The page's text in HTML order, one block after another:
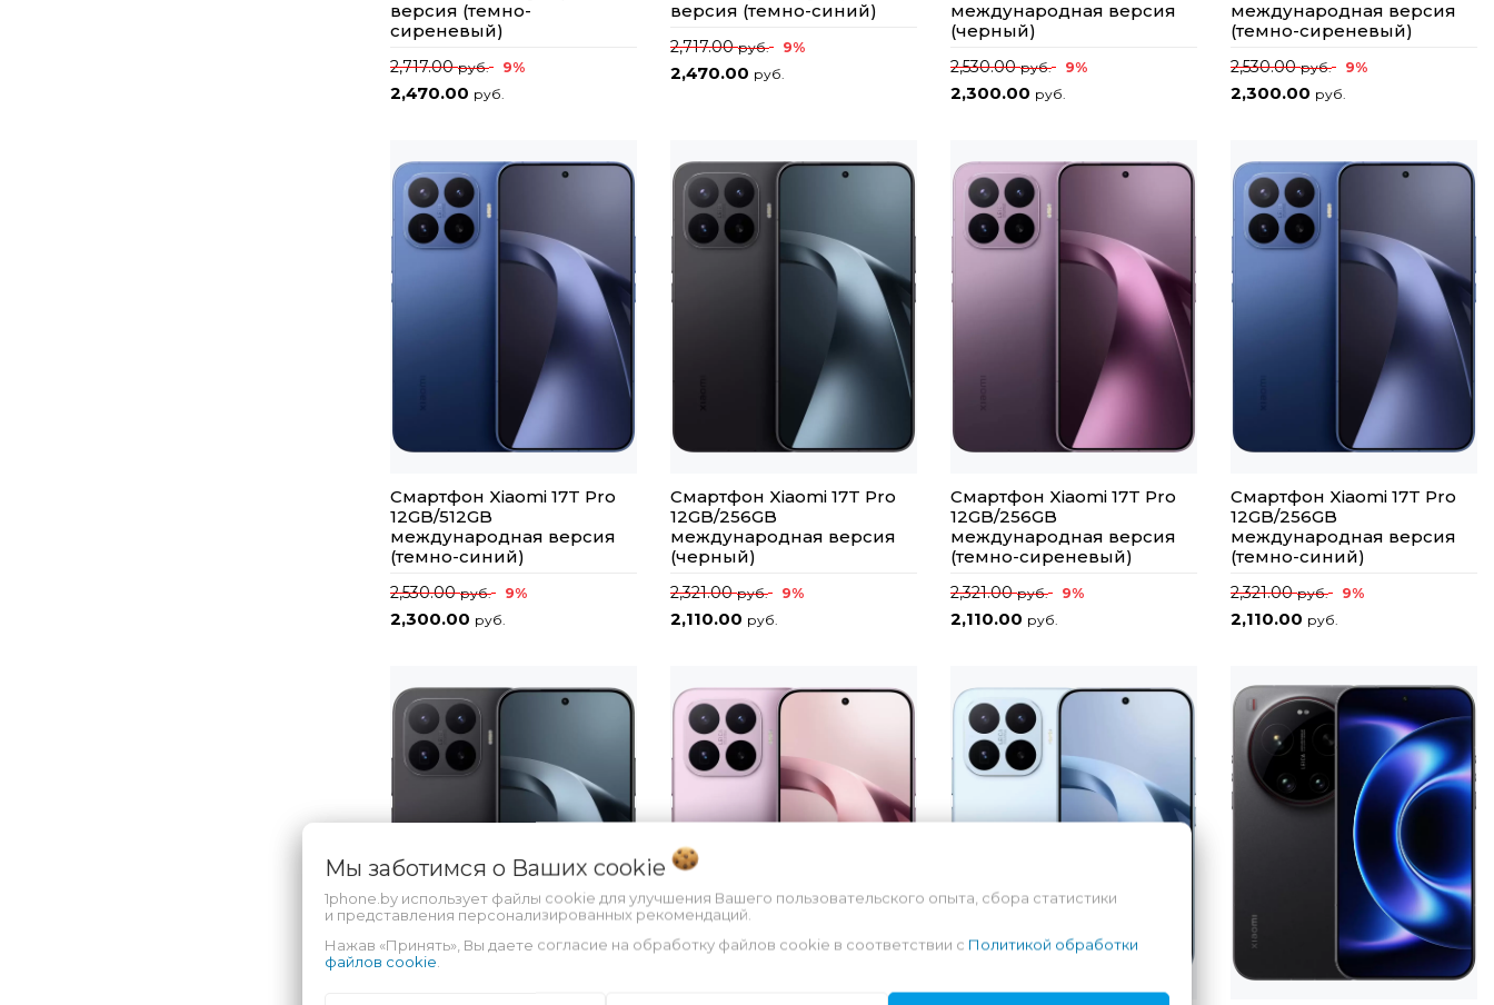
версия (темно-
сиреневый)
2,717.00руб. 9%
2,470.00 руб.
версия (темно-синий)
2,717.00руб. 9%
2,470.00 руб.
международная версия
(черный)
2,530.00руб. 9%
2,300.00 руб.
международная версия
(темно-сиреневый)
2,530.00руб. 9%
2,300.00 руб.
Смартфон Xiaomi 17T Pro
12GB/512GB
международная версия
(темно-синий)
2,530.00руб. 9%
2,300.00 руб.
Смартфон Xiaomi 17T Pro
12GB/256GB
международная версия
(черный)
2,321.00руб. 9%
2,110.00 руб.
Смартфон Xiaomi 17T Pro
12GB/256GB
международная версия
(темно-сиреневый)
2,321.00руб. 9%
2,110.00 руб.
Смартфон Xiaomi 17T Pro
12GB/256GB
международная версия
(темно-синий)
2,321.00руб. 9%
2,110.00 руб.
Мы заботимся о Ваших cookie
1phone.by использует файлы cookie для улучшения Вашего пользовательского опыта, сбора статистики
и представления персонализированных рекомендаций.
Нажав «Принять», Вы даете согласие на обработку файлов cookie в соответствии с Политикой обработки
файлов cookie